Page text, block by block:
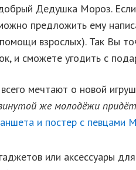
Дедушка Мороз.
предложить ему
взрослых). Так Вы
и сможете угодить с
мечтают о новой
же молодёжи
или аксессуары